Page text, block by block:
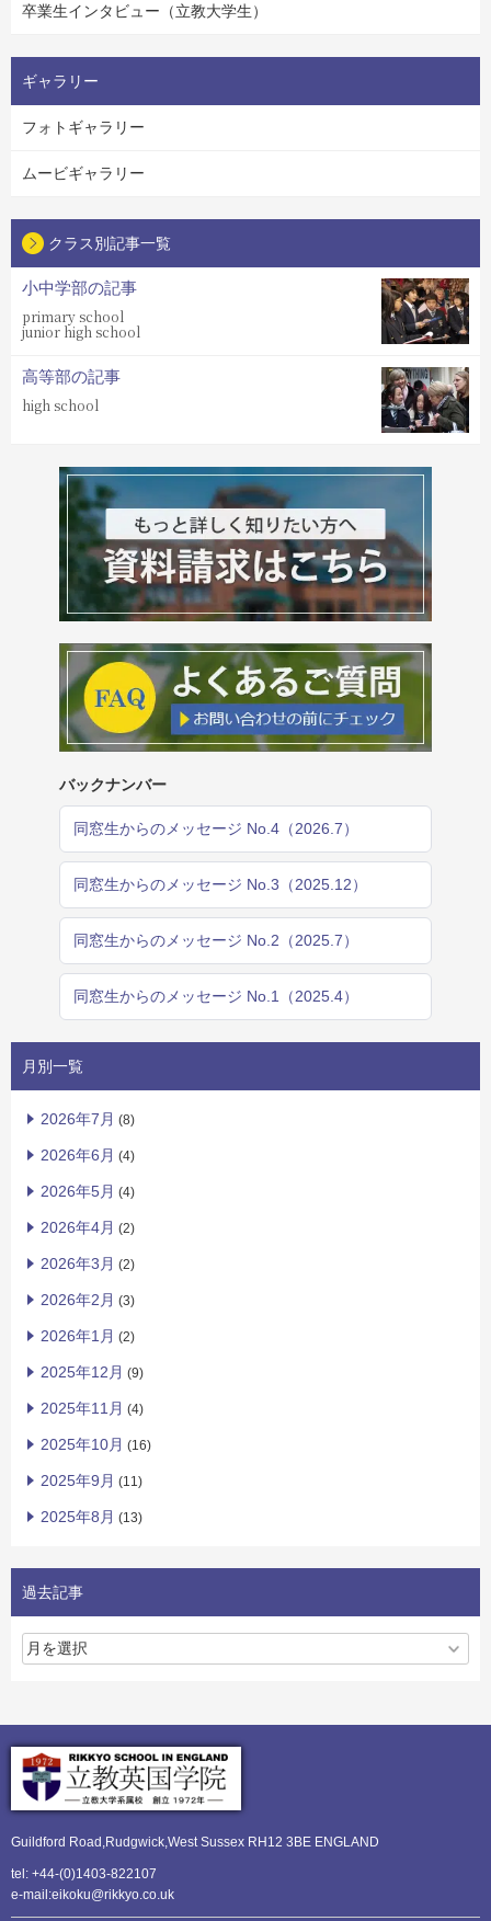
卒業生インタビュー（立教大学生）
ギャラリー
フォトギャラリー
ムービギャラリー
クラス別記事一覧
小中学部の記事
primary school
junior high school
高等部の記事
high school
バックナンバー
同窓生からのメッセージ No.4（2026.7）
同窓生からのメッセージ No.3（2025.12）
同窓生からのメッセージ No.2（2025.7）
同窓生からのメッセージ No.1（2025.4）
月別一覧
2026年7月 (8)
2026年6月 (4)
2026年5月 (4)
2026年4月 (2)
2026年3月 (2)
2026年2月 (3)
2026年1月 (2)
2025年12月 (9)
2025年11月 (4)
2025年10月 (16)
2025年9月 (11)
2025年8月 (13)
過去記事
Guildford Road,Rudgwick,West Sussex RH12 3BE ENGLAND
tel: +44-(0)1403-822107
e-mail:eikoku@rikkyo.co.uk